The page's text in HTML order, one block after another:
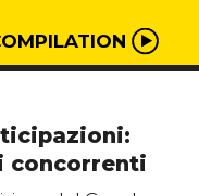
concorrenti